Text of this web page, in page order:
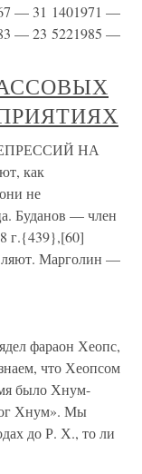
— 31 1401971 —
— 23 5221985 —
НА
как
не
Буданов — член
г.{439},[60]
Марголин —
фараон Хеопс,
что Хеопсом
было Хнум-
Хнум». Мы
до Р. Х., то ли